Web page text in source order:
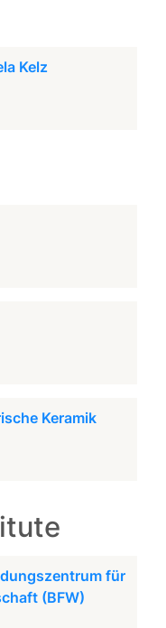
Kelz
Keramik
für
(BFW)